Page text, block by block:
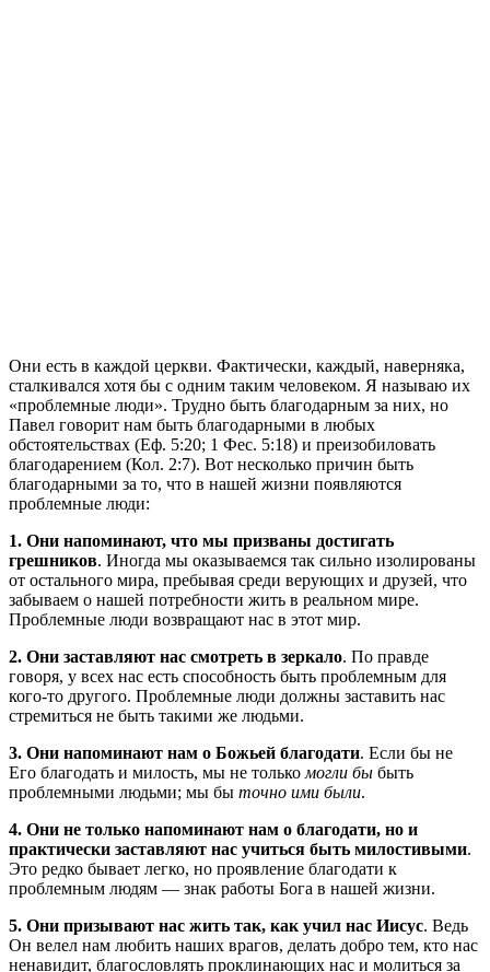
Они есть в каждой церкви. Фактически, каждый, наверняка,
сталкивался хотя бы с одним таким человеком. Я называю их
«проблемные люди». Трудно быть благодарным за них, но
Павел говорит нам быть благодарными в любых
обстоятельствах (Еф. 5:20; 1 Фес. 5:18) и преизобиловать
благодарением (Кол. 2:7). Вот несколько причин быть
благодарными за то, что в нашей жизни появляются
проблемные люди:
1. Они напоминают, что мы призваны достигать
грешников. Иногда мы оказываемся так сильно изолированы
от остального мира, пребывая среди верующих и друзей, что
забываем о нашей потребности жить в реальном мире.
Проблемные люди возвращают нас в этот мир.
2. Они заставляют нас смотреть в зеркало. По правде
говоря, у всех нас есть способность быть проблемным для
кого-то другого. Проблемные люди должны заставить нас
стремиться не быть такими же людьми.
3. Они напоминают нам о Божьей благодати. Если бы не
Его благодать и милость, мы не только могли бы быть
проблемными людьми; мы бы точно ими были.
4. Они не только напоминают нам о благодати, но и
практически заставляют нас учиться быть милостивыми.
Это редко бывает легко, но проявление благодати к
проблемным людям — знак работы Бога в нашей жизни.
5. Они призывают нас жить так, как учил нас Иисус. Ведь
Он велел нам любить наших врагов, делать добро тем, кто нас
ненавидит, благословлять проклинающих нас и молиться за